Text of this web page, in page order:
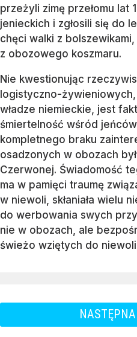
przeżyli zimę przełomu lat
jenieckich i zgłosili się do
chęci walki z
z obozowego koszmaru.
Nie kwestionując
logistyczno-
władze niemieckie, jest
śmiertelność wśród
kompletnego braku
osadzonych w obozach
Czerwonej. Świadomość
ma w pamięci traumę
w niewoli, skłaniała wielu
do werbowania swych
nie w obozach, ale
świeżo wziętych do